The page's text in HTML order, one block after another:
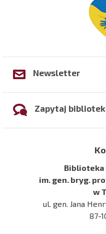
Newsletter
Zapytaj
Biblioteka
im. gen. bryg.
w
ul. gen. Jana
87-